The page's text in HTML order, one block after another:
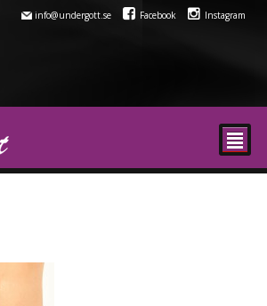
info@undergott.se Facebook Instagram
²